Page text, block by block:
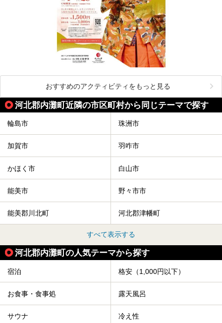
おすすめのアクティビティをもっと見る
河北郡内灘町近隣の市区町村から同じテーマで探す
輪島市 珠洲市
加賀市 羽咋市
かほく市 白山市
能美市 野々市市
能美郡川北町 河北郡津幡町
すべて表示する
河北郡内灘町の人気テーマから探す
宿泊 格安（1,000円以下）
お食事・食事処 露天風呂
サウナ 冷え性